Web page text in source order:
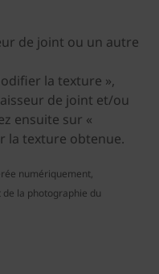
de joint ou un autre
la texture »,
de joint et/ou
ensuite sur «
la texture obtenue.
numériquement,
la photographie du